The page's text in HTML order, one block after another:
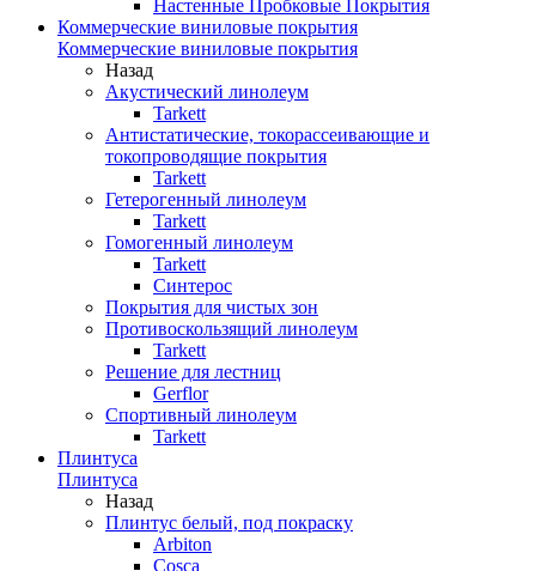
Настенные Пробковые Покрытия
Коммерческие виниловые покрытия
Коммерческие виниловые покрытия
Назад
Акустический линолеум
Tarkett
Антистатические, токорассеивающие и
токопроводящие покрытия
Tarkett
Гетерогенный линолеум
Tarkett
Гомогенный линолеум
Tarkett
Синтерос
Покрытия для чистых зон
Противоскользящий линолеум
Tarkett
Решение для лестниц
Gerflor
Спортивный линолеум
Tarkett
Плинтуса
Плинтуса
Назад
Плинтус белый, под покраску
Arbiton
Cosca